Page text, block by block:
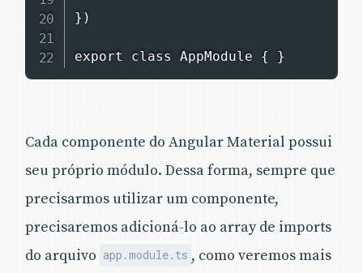
})
export class AppModule { }
Cada componente do Angular Material possui
seu próprio módulo. Dessa forma, sempre que
precisarmos utilizar um componente,
precisaremos adicioná-lo ao array de imports
do arquivo app.module.ts , como veremos mais